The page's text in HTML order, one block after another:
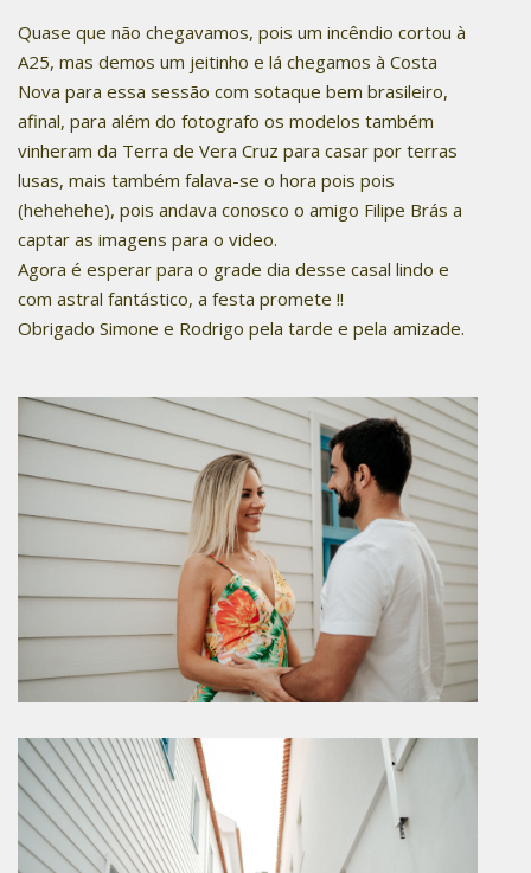
Quase que não chegavamos, pois um incêndio cortou à
A25, mas demos um jeitinho e lá chegamos à Costa
Nova para essa sessão com sotaque bem brasileiro,
afinal, para além do fotografo os modelos também
vinheram da Terra de Vera Cruz para casar por terras
lusas, mais também falava-se o hora pois pois
(hehehehe), pois andava conosco o amigo Filipe Brás a
captar as imagens para o video.
Agora é esperar para o grade dia desse casal lindo e
com astral fantástico, a festa promete !!
Obrigado Simone e Rodrigo pela tarde e pela amizade.